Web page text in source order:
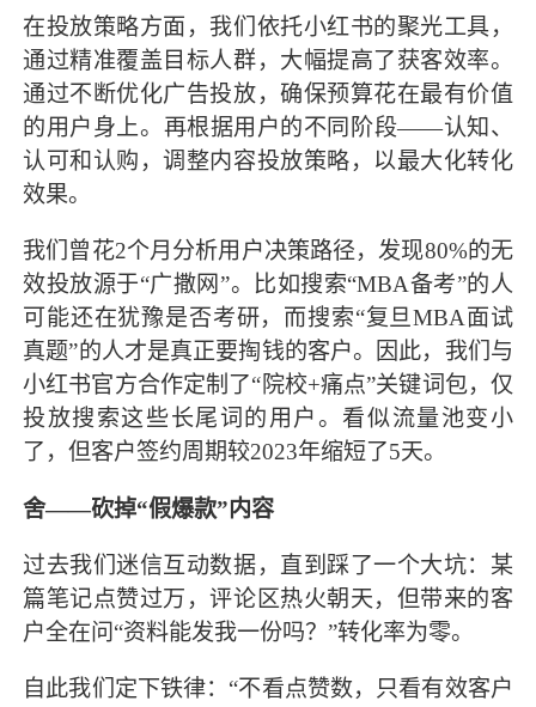
在投放策略方面，我们依托小红书的聚光工具，
通过精准覆盖目标人群，大幅提高了获客效率。
通过不断优化广告投放，确保预算花在最有价值
的用户身上。再根据用户的不同阶段——认知、
认可和认购，调整内容投放策略，以最大化转化
效果。
我们曾花2个月分析用户决策路径，发现80%的无
效投放源于“广撒网”。比如搜索“MBA备考”的人
可能还在犹豫是否考研，而搜索“复旦MBA面试
真题”的人才是真正要掏钱的客户。因此，我们与
小红书官方合作定制了“院校+痛点”关键词包，仅
投放搜索这些长尾词的用户。看似流量池变小
了，但客户签约周期较2023年缩短了5天。
舍——砍掉“假爆款”内容
过去我们迷信互动数据，直到踩了一个大坑：某
篇笔记点赞过万，评论区热火朝天，但带来的客
户全在问“资料能发我一份吗？”转化率为零。
自此我们定下铁律：“不看点赞数，只看有效客户